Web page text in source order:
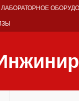
ЛАБОРАТОРНОЕ